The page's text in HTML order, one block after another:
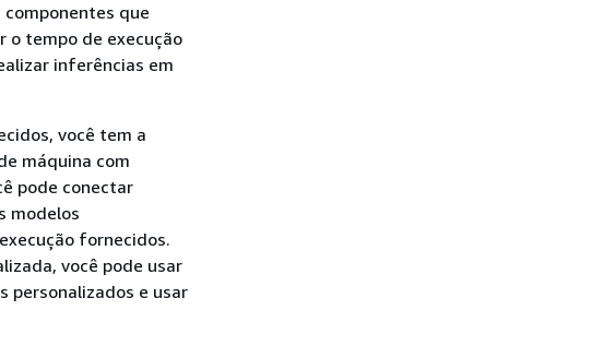
que
o tempo de execução
inferências em
você tem a
máquina com
pode conectar
modelos
fornecidos.
você pode usar
personalizados e usar